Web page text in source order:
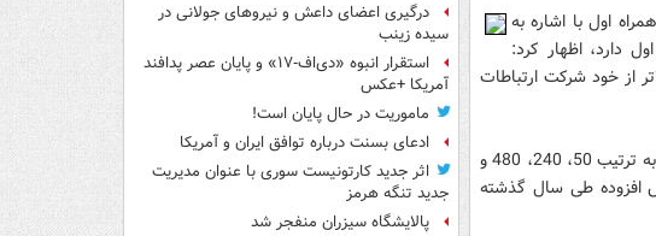
اول با اشاره به
دارد، اظهار کرد:
از خود شرکت ارتباطات
وی عنوان کرد: درآمدهای ناشی از پیامک ما ظرف چهار سال اول فعالیت به ترتیب 50، 240، 480 و
افزوده طی سال گذشته
درگیری اعضای داعش و نیروهای جولانی در
سیده زینب
استقرار انبوه «دی‌اف‑۱۷» و پایان عصر پدافند
آمریکا +عکس
ماموریت در حال پایان است!
ادعای بسنت درباره توافق ایران و آمریکا
اثر جدید کارتونیست سوری با عنوان مدیریت
جدید تنگه هرمز
پالایشگاه سیزران منفجر شد